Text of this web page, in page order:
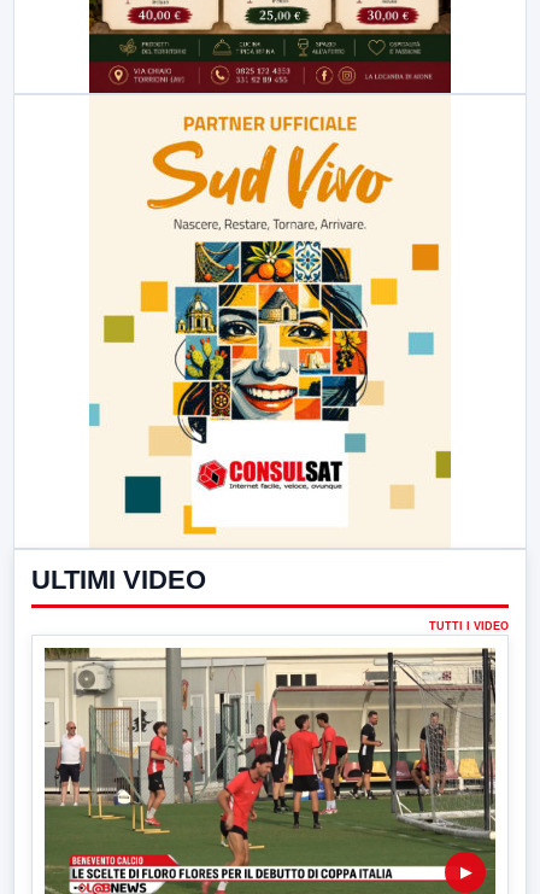
ULTIMI VIDEO
TUTTI I VIDEO
▶